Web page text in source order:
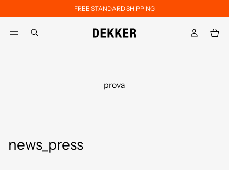
FREE STANDARD SHIPPING
prova
news_press